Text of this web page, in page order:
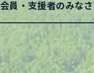
会員・支援者のみな